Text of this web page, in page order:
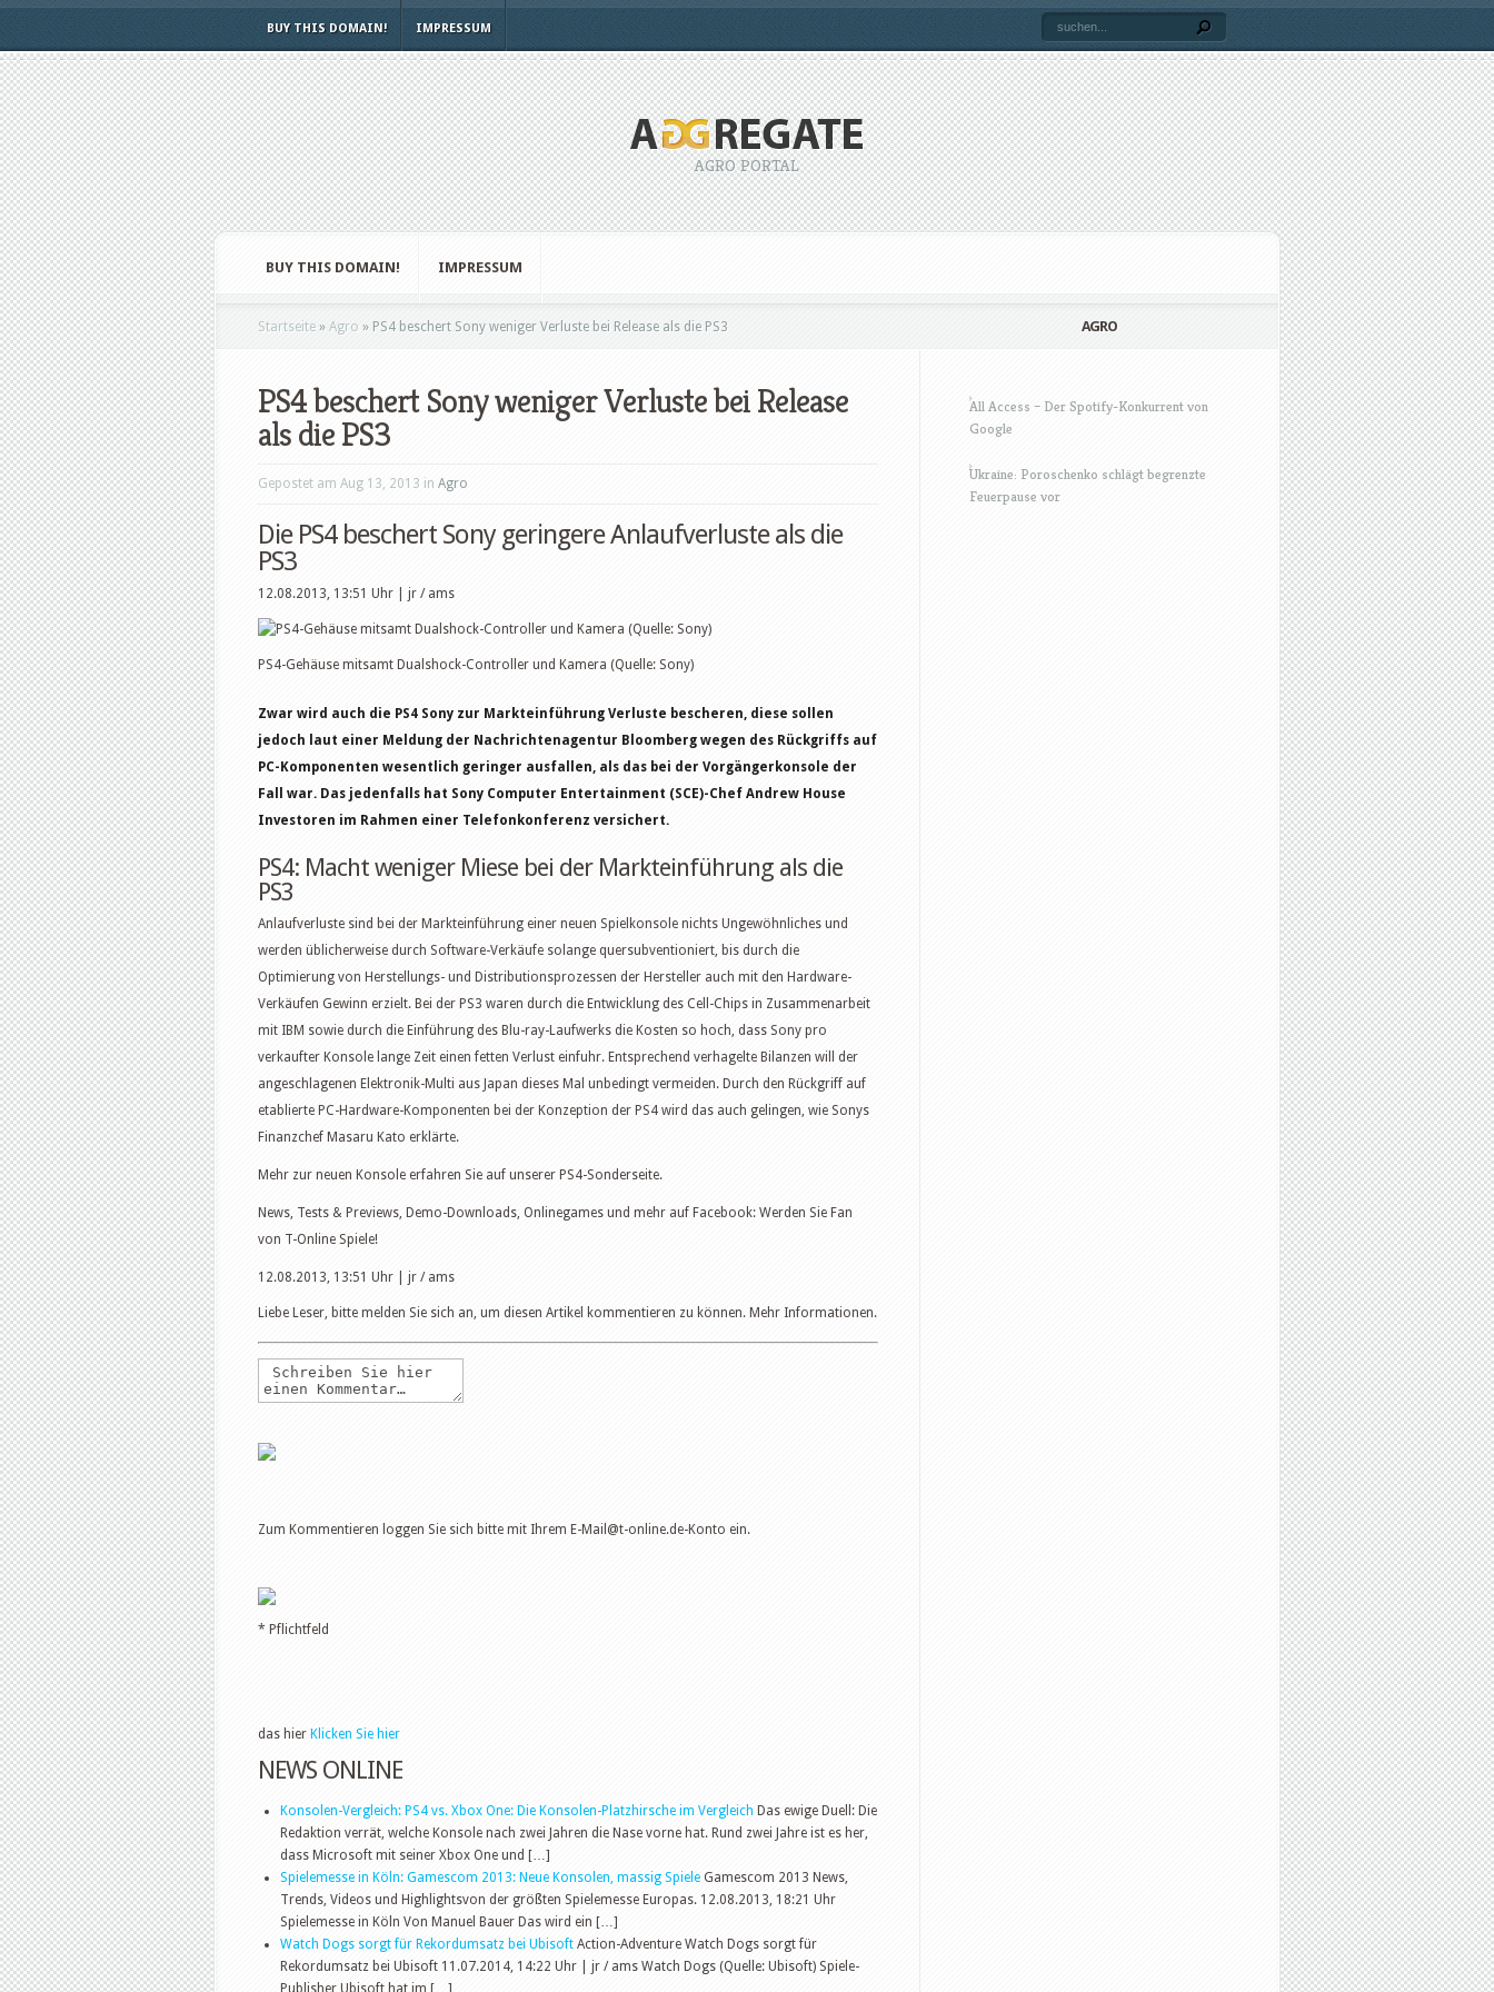
BUY THIS DOMAIN! IMPRESSUM
AGRO PORTAL
BUY THIS DOMAIN! IMPRESSUM
Startseite » Agro » PS4 beschert Sony weniger Verluste bei Release als die PS3
PS4 beschert Sony weniger Verluste bei Release
als die PS3
Gepostet am Aug 13, 2013 in Agro
Die PS4 beschert Sony geringere Anlaufverluste als die
PS3
12.08.2013, 13:51 Uhr | jr / ams
PS4-Gehäuse mitsamt Dualshock-Controller und Kamera (Quelle: Sony)
Zwar wird auch die PS4 Sony zur Markteinführung Verluste bescheren, diese sollen
jedoch laut einer Meldung der Nachrichtenagentur Bloomberg wegen des Rückgriffs auf
PC-Komponenten wesentlich geringer ausfallen, als das bei der Vorgängerkonsole der
Fall war. Das jedenfalls hat Sony Computer Entertainment (SCE)-Chef Andrew House
Investoren im Rahmen einer Telefonkonferenz versichert.
PS4: Macht weniger Miese bei der Markteinführung als die
PS3
Anlaufverluste sind bei der Markteinführung einer neuen Spielkonsole nichts Ungewöhnliches und
werden üblicherweise durch Software-Verkäufe solange quersubventioniert, bis durch die
Optimierung von Herstellungs- und Distributionsprozessen der Hersteller auch mit den Hardware-
Verkäufen Gewinn erzielt. Bei der PS3 waren durch die Entwicklung des Cell-Chips in Zusammenarbeit
mit IBM sowie durch die Einführung des Blu-ray-Laufwerks die Kosten so hoch, dass Sony pro
verkaufter Konsole lange Zeit einen fetten Verlust einfuhr. Entsprechend verhagelte Bilanzen will der
angeschlagenen Elektronik-Multi aus Japan dieses Mal unbedingt vermeiden. Durch den Rückgriff auf
etablierte PC-Hardware-Komponenten bei der Konzeption der PS4 wird das auch gelingen, wie Sonys
Finanzchef Masaru Kato erklärte.
Mehr zur neuen Konsole erfahren Sie auf unserer PS4-Sonderseite.
News, Tests & Previews, Demo-Downloads, Onlinegames und mehr auf Facebook: Werden Sie Fan
von T-Online Spiele!
12.08.2013, 13:51 Uhr | jr / ams
Liebe Leser, bitte melden Sie sich an, um diesen Artikel kommentieren zu können. Mehr Informationen.
Zum Kommentieren loggen Sie sich bitte mit Ihrem E-Mail@t-online.de-Konto ein.
* Pflichtfeld
das hier Klicken Sie hier
NEWS ONLINE
Konsolen-Vergleich: PS4 vs. Xbox One: Die Konsolen-Platzhirsche im Vergleich Das ewige Duell: Die
Redaktion verrät, welche Konsole nach zwei Jahren die Nase vorne hat. Rund zwei Jahre ist es her,
dass Microsoft mit seiner Xbox One und […]
Spielemesse in Köln: Gamescom 2013: Neue Konsolen, massig Spiele Gamescom 2013 News,
Trends, Videos und Highlightsvon der größten Spielemesse Europas. 12.08.2013, 18:21 Uhr
Spielemesse in Köln Von Manuel Bauer Das wird ein […]
Watch Dogs sorgt für Rekordumsatz bei Ubisoft Action-Adventure Watch Dogs sorgt für
Rekordumsatz bei Ubisoft 11.07.2014, 14:22 Uhr | jr / ams Watch Dogs (Quelle: Ubisoft) Spiele-
AGRO
All Access – Der Spotify-Konkurrent von
Google
Ukraine: Poroschenko schlägt begrenzte
Feuerpause vor